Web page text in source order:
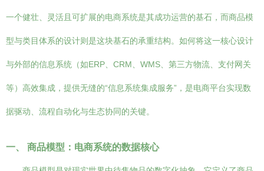
一个健壮、灵活且可扩展的电商系统是其成功运营的基石，而商品模
型与类目体系的设计则是这块基石的承重结构。如何将这一核心设计
与外部的信息系统（如ERP、CRM、WMS、第三方物流、支付网关
等）高效集成，提供无缝的“信息系统集成服务”，是电商平台实现数
据驱动、流程自动化与生态协同的关键。
一、 商品模型：电商系统的数据核心